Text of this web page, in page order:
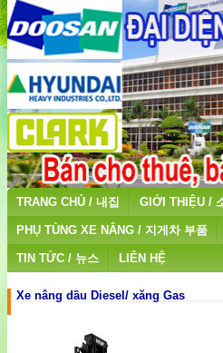
TRANG CHỦ / 내집 GIỚI THIỆU /
PHỤ TÙNG XE NÂNG / 지게차 부품
TIN TỨC / 뉴스 LIÊN HỆ
Xe nâng dầu Diesel/ xăng Gas